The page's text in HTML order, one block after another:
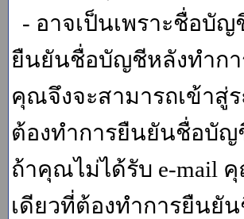
- อาจเป็นเพราะชื่อบั
ยืนยันชื่อบัญชีหลังทำกา
คุณจึงจะสามารถเข้าสู่
ต้องทำการยืนยันชื่อบั
ถ้าคุณไม่ได้รับ e-mail
เดียวที่ต้องทำการยืนยั